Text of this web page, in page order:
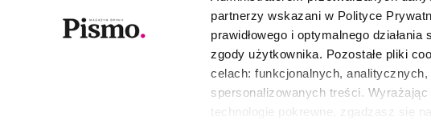
partnerzy wskazani w Polityce
prawidłowego i optymalnego
zgody użytkownika. Pozostałe pliki
celach: funkcjonalnych,
spersonalizowanych treści.
technologie pokrewne, zgadzasz się